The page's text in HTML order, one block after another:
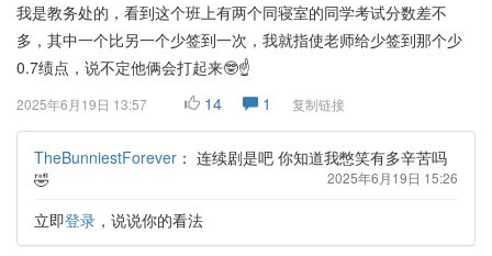
我是教务处的，看到这个班上有两个同寝室的同学考试分数差不
多，其中一个比另一个少签到一次，我就指使老师给少签到那个少
0.7绩点，说不定他俩会打起来🤓☝️
2025年6月19日 13:57 14 1 复制链接
TheBunniestForever ： 连续剧是吧 你知道我憋笑有多辛苦吗
🤣
2025年6月19日 15:26
立即登录 ，说说你的看法